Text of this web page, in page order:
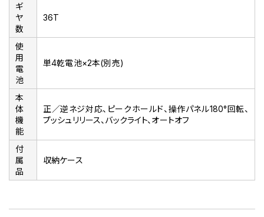
ギ
ヤ
数
36T
使
用
電
池
単4乾電池×2本(別売)
本
体
機
能
正／逆ネジ対応、ピークホールド、操作パネル180°回転、
プッシュリリース、バックライト、オートオフ
付
属
品
収納ケース